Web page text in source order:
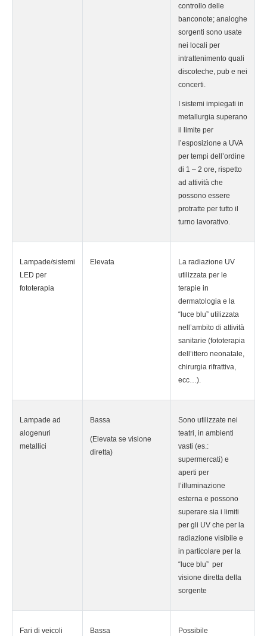
controllo delle
banconote; analoghe
sorgenti sono usate
nei locali per
intrattenimento quali
discoteche, pub e nei
concerti.
I sistemi impiegati in
metallurgia superano
il limite per
l’esposizione a UVA
per tempi dell’ordine
di 1 – 2 ore, rispetto
ad attività che
possono essere
protratte per tutto il
turno lavorativo.
Lampade/sistemi
LED per
fototerapia
Elevata
La radiazione UV
utilizzata per le
terapie in
dermatologia e la
“luce blu” utilizzata
nell’ambito di attività
sanitarie (fototerapia
dell’ittero neonatale,
chirurgia rifrattiva,
ecc…).
Lampade ad
alogenuri
metallici
Bassa
(Elevata se visione
diretta)
Sono utilizzate nei
teatri, in ambienti
vasti (es.:
supermercati) e
aperti per
l’illuminazione
esterna e possono
superare sia i limiti
per gli UV che per la
radiazione visibile e
in particolare per la
“luce blu” per
visione diretta della
sorgente
Fari di veicoli Bassa
Possibile